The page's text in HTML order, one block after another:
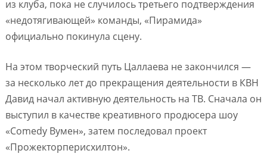
из клуба, пока не случилось третьего подтверждения
«недотягивающей» команды, «Пирамида»
официально покинула сцену.
На этом творческий путь Цаллаева не закончился —
за несколько лет до прекращения деятельности в КВН
Давид начал активную деятельность на ТВ. Сначала он
выступил в качестве креативного продюсера шоу
«Comedy Вумен», затем последовал проект
«Прожекторперисхилтон».